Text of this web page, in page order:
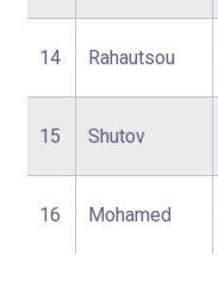
14 Rahautsou
15 Shutov
16 Mohamed